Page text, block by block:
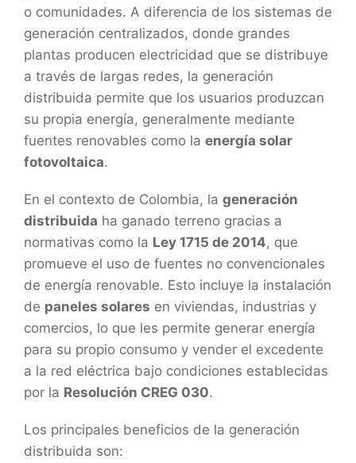
o comunidades. A diferencia de los sistemas de
generación centralizados, donde grandes
plantas producen electricidad que se distribuye
a través de largas redes, la generación
distribuida permite que los usuarios produzcan
su propia energía, generalmente mediante
fuentes renovables como la energía solar
fotovoltaica.
En el contexto de Colombia, la generación
distribuida ha ganado terreno gracias a
normativas como la Ley 1715 de 2014, que
promueve el uso de fuentes no convencionales
de energía renovable. Esto incluye la instalación
de paneles solares en viviendas, industrias y
comercios, lo que les permite generar energía
para su propio consumo y vender el excedente
a la red eléctrica bajo condiciones establecidas
por la Resolución CREG 030.
Los principales beneficios de la generación
distribuida son: